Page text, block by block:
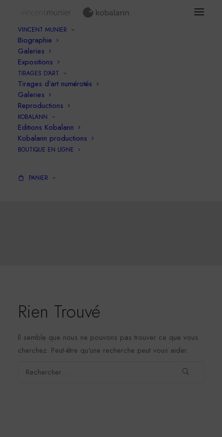
VINCENT MUNIER
Biographie
Galeries
Expositions
TIRAGES D’ART
Tirages d’art numérotés
Galeries
Reproductions
KOBALANN
Editions Kobalann
Kobalann productions
BOUTIQUE EN LIGNE
PANIER
CDF_P_livre_complet
Rien Trouvé
Il semble que nous ne pouvons pas trouver ce que vous
cherchez. Peut-être qu'une recherche peut vous aider.